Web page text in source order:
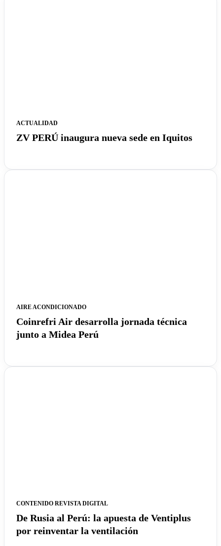
ACTUALIDAD
ZV PERÚ inaugura nueva sede en Iquitos
AIRE ACONDICIONADO
Coinrefri Air desarrolla jornada técnica
junto a Midea Perú
CONTENIDO REVISTA DIGITAL
De Rusia al Perú: la apuesta de Ventiplus
por reinventar la ventilación